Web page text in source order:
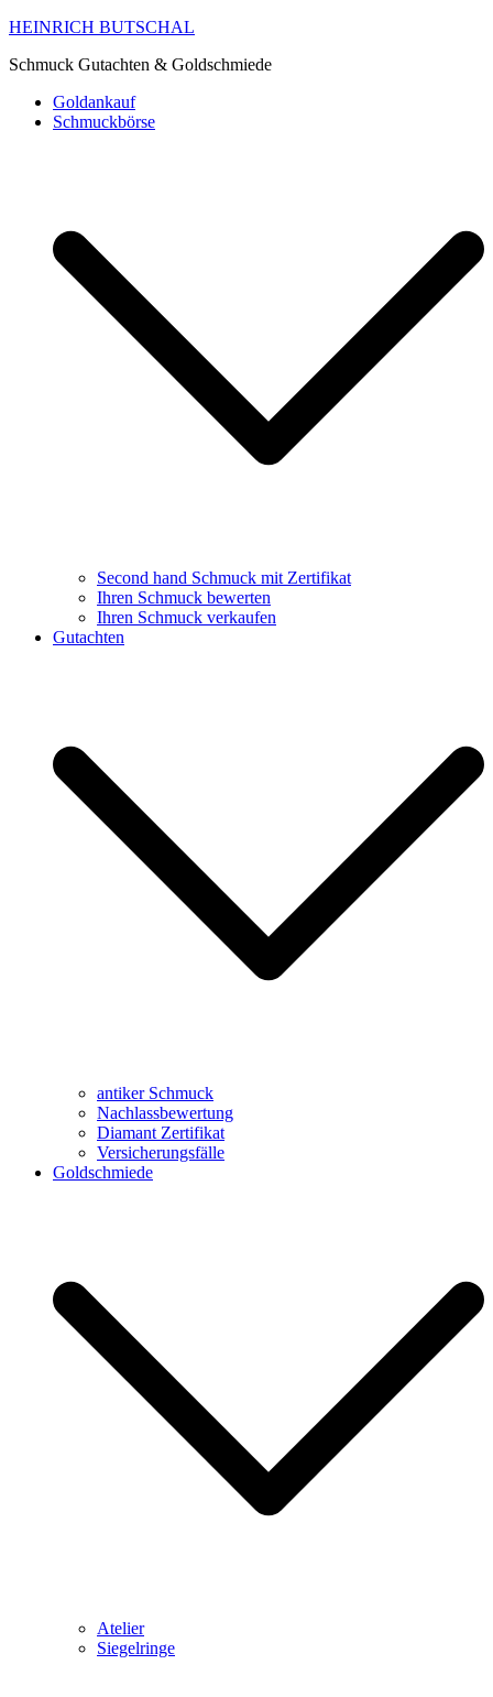
HEINRICH BUTSCHAL
Schmuck Gutachten & Goldschmiede
Goldankauf
Schmuckbörse
Second hand Schmuck mit Zertifikat
Ihren Schmuck bewerten
Ihren Schmuck verkaufen
Gutachten
antiker Schmuck
Nachlassbewertung
Diamant Zertifikat
Versicherungsfälle
Goldschmiede
Atelier
Siegelringe